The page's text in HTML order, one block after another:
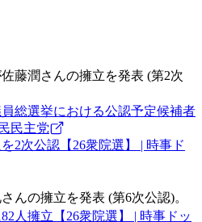
藤潤さんの擁立を発表 (第2次
総選挙における公認予定候補者
民主党
2次公認【26衆院選】 | 時事ド
んの擁立を発表 (第6次公認)。
人擁立【26衆院選】 | 時事ドッ